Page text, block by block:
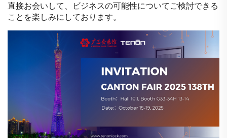
直接お会いして、ビジネスの可能性についてご検討できる
ことを楽しみにしております。